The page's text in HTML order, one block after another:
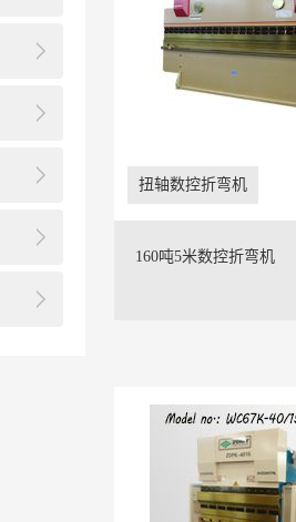
扭轴数控折弯机
160吨5米数控折弯机